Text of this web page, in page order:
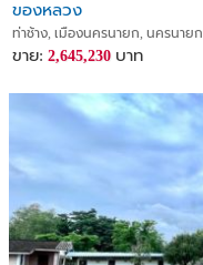
ของหลวง
ท่าช้าง, เมืองนครนายก, นครนายก
ขาย: 2,645,230 บาท